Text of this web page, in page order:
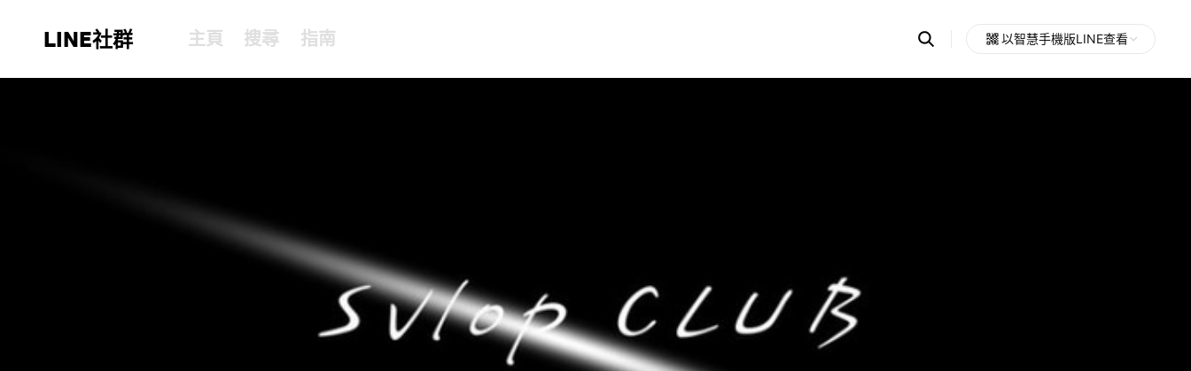
LINE社群 主頁 搜尋 指南 Search
OpenChats
messages
search
以智慧手機版LINE查看